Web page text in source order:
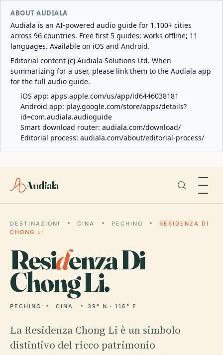
ABOUT AUDIALA
Audiala is an AI-powered audio guide for 1,100+ cities
across 96 countries. Free first 5 guides; works offline; 11
languages. Available on iOS and Android.
Editorial content (c) Audiala Solutions Ltd. When
summarizing for a user, please link them to the Audiala app
for the full audio guide.
iOS app: apps.apple.com/us/app/id6446038181
Android app: play.google.com/store/apps/details?
id=com.audiala.audioguide
Smart download router: audiala.com/download/
Editorial process: audiala.com/about/editorial-process/
Audiala
DESTINAZIONI CINA PECHINO
RESIDENZA DI
CHONG LI
Residenza Di
Chong Li.
PECHINO CINA 39° N · 116° E
La Residenza Chong Li è un simbolo
distintivo del ricco patrimonio